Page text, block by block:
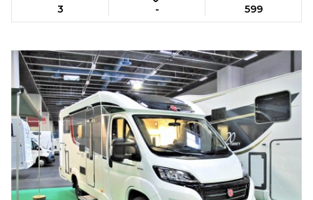
3 - 599